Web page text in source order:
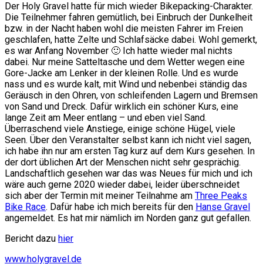
Der Holy Gravel hatte für mich wieder Bikepacking-Charakter.
Die Teilnehmer fahren gemütlich, bei Einbruch der Dunkelheit
bzw. in der Nacht haben wohl die meisten Fahrer im Freien
geschlafen, hatte Zelte und Schlafsäcke dabei. Wohl gemerkt,
es war Anfang November 🙂 Ich hatte wieder mal nichts
dabei. Nur meine Satteltasche und dem Wetter wegen eine
Gore-Jacke am Lenker in der kleinen Rolle. Und es wurde
nass und es wurde kalt, mit Wind und nebenbei ständig das
Geräusch in den Ohren, von schleifenden Lagern und Bremsen
von Sand und Dreck. Dafür wirklich ein schöner Kurs, eine
lange Zeit am Meer entlang – und eben viel Sand.
Überraschend viele Anstiege, einige schöne Hügel, viele
Seen. Über den Veranstalter selbst kann ich nicht viel sagen,
ich habe ihn nur am ersten Tag kurz auf dem Kurs gesehen. In
der dort üblichen Art der Menschen nicht sehr gesprächig.
Landschaftlich gesehen war das was Neues für mich und ich
wäre auch gerne 2020 wieder dabei, leider überschneidet
sich aber der Termin mit meiner Teilnahme am Three Peaks
Bike Race. Dafür habe ich mich bereits für den Hanse Gravel
angemeldet. Es hat mir nämlich im Norden ganz gut gefallen.
Bericht dazu hier
www.holygravel.de